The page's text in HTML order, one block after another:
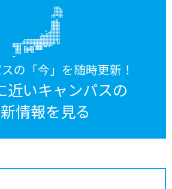
の「今」を随時更新！
近いキャンパスの
情報を見る